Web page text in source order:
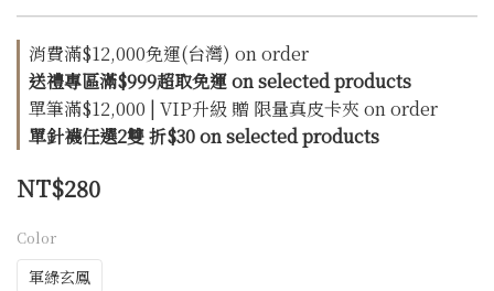
消費滿$12,000免運(台灣) on order
送禮專區滿$999超取免運 on selected products
單筆滿$12,000 | VIP升級 贈 限量真皮卡夾 on order
單針襪任選2雙 折$30 on selected products
NT$280
Color
軍綠玄鳳